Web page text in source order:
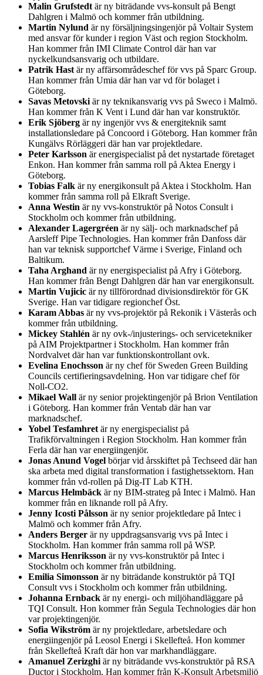
Malin Grufstedtär ny biträdande vvs-konsult på Bengt
Dahlgren i Malmö och kommer från utbildning.
Martin Nylund är ny försäljningsingenjör på Voltair System
med ansvar för kunder i region Väst och region Stockholm.
Han kommer från IMI Climate Control där han var
nyckelkundsansvarig och utbildare.
Patrik Hastär ny affärsområdeschef för vvs på Sparc Group.
Han kommer från Umia där han var vd för bolaget i
Göteborg.
Savas Metovskiär ny teknikansvarig vvs på Sweco i Malmö.
Han kommer från K Vent i Lund där han var konstruktör.
Erik Sjöberg är ny ingenjör vvs & energiteknik samt
installationsledare på Concoord i Göteborg. Han kommer från
Kungälvs Rörläggeri där han var projektledare.
Peter Karlsson är energispecialist på det nystartade företaget
Enkon. Han kommer från samma roll på Aktea Energy i
Göteborg.
Tobias Falk är ny energikonsult på Aktea i Stockholm. Han
kommer från samma roll på Elkraft Sverige.
Anna Westin är ny vvs-konstruktör på Notos Consult i
Stockholm och kommer från utbildning.
Alexander Lagergréen är ny sälj- och marknadschef på
Aarsleff Pipe Technologies. Han kommer från Danfoss där
han var teknisk supportchef Värme i Sverige, Finland och
Baltikum.
Taha Arghand är ny energispecialist på Afry i Göteborg.
Han kommer från Bengt Dahlgren där han var energikonsult.
Martin Vujicic är ny tillförordnad divisionsdirektör för GK
Sverige. Han var tidigare regionchef Öst.
Karam Abbas är ny vvs-projektör på Rekonik i Västerås och
kommer från utbildning.
Mickey Stahlén är ny ovk-/injusterings- och servicetekniker
på AIM Projektpartner i Stockholm. Han kommer från
Nordvalvet där han var funktionskontrollant ovk.
Evelina Enochsson är ny chef för Sweden Green Building
Councils certifieringsavdelning. Hon var tidigare chef för
Noll-CO2.
Mikael Wall är ny senior projektingenjör på Brion Ventilation
i Göteborg. Han kommer från Ventab där han var
marknadschef.
Yobel Tesfamhretär ny energispecialist på
Trafikförvaltningen i Region Stockholm. Han kommer från
Ferla där han var energiingenjör.
Jonas Anund Vogel börjar vid årsskiftet på Techseed där han
ska arbeta med digital transformation i fastighetssektorn. Han
kommer från vd-rollen på Dig-IT Lab KTH.
Marcus Helmbäck är ny BIM-strateg på Intec i Malmö. Han
kommer från en liknande roll på Afry.
Jenny Icosti Pålsson är ny senior projektledare på Intec i
Malmö och kommer från Afry.
Anders Berger är ny uppdragsansvarig vvs på Intec i
Stockholm. Han kommer från samma roll på WSP.
Marcus Henriksson är ny vvs-konstruktör på Intec i
Stockholm och kommer från utbildning.
Emilia Simonsson är ny biträdande konstruktör på TQI
Consult vvs i Stockholm och kommer från utbildning.
Johanna Ernback är ny energi- och miljöhandläggare på
TQI Consult. Hon kommer från Segula Technologies där hon
var projektingenjör.
Sofia Wikström är ny projektledare, arbetsledare och
energiingenjör på Leosol Energi i Skellefteå. Hon kommer
från Skellefteå Kraft där hon var markhandläggare.
Amanuel Zerizghiär ny biträdande vvs-konstruktör på RSA
Ductor i Stockholm. Han kommer från K-Konsult Arbetsmiljö